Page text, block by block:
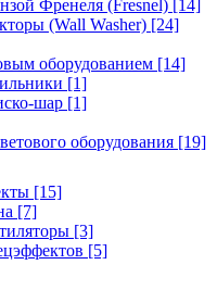
Френеля (Fresnel) [14]
(Wall Washer) [24]
оборудованием [14]
[1]
шар [1]
оборудования [19]
[15]
[7]
[3]
[5]